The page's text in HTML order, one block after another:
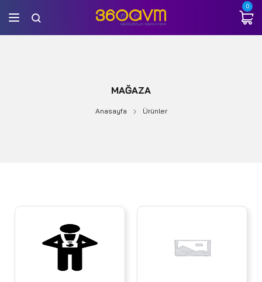
0
MAĞAZA
Anasayfa Ürünler